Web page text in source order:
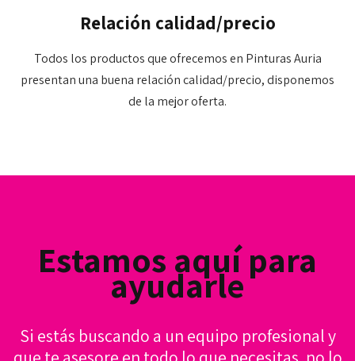
Relación calidad/precio
Todos los productos que ofrecemos en Pinturas Auria
presentan una buena relación calidad/precio, disponemos
de la mejor oferta.
Estamos aquí para
ayudarle
Si estás buscando a un equipo profesional y